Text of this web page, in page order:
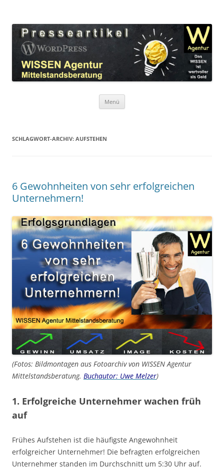
Agentur
Menü
SCHLAGWORT-ARCHIV: AUFSTEHEN
6 Gewohnheiten von sehr erfolgreichen
Unternehmern!
(Fotos: Bildmontagen aus Fotoarchiv von WISSEN Agentur
Mittelstandsberatung. Buchautor: Uwe Melzer)
1. Erfolgreiche Unternehmer wachen früh
auf
Frühes Aufstehen ist die häufigste Angewohnheit
erfolgreicher Unternehmer! Die befragten erfolgreichen
Unternehmer standen im Durchschnitt um 5:30 Uhr auf.